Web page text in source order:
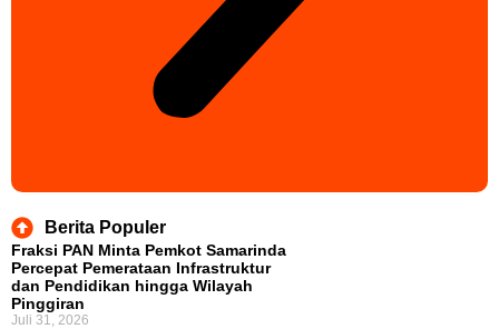
Berita Populer
Fraksi PAN Minta Pemkot Samarinda
Percepat Pemerataan Infrastruktur
dan Pendidikan hingga Wilayah
Pinggiran
Juli 31, 2026